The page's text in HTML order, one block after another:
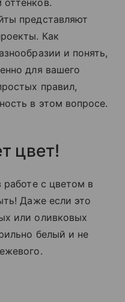
представляют
Как
и понять,
для вашего
правил,
в этом вопросе.
цвет!
работе с цветом в
Даже если это
или оливковых
белый и не